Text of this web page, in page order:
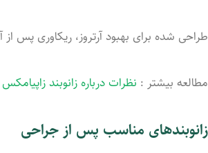
طراحی شده برای بهبود آرتروز، ریکاوری پس
مطالعه بیشتر : نظرات درباره زانوبند زاپیامکس
زانوبندهای مناسب پس از جراحی